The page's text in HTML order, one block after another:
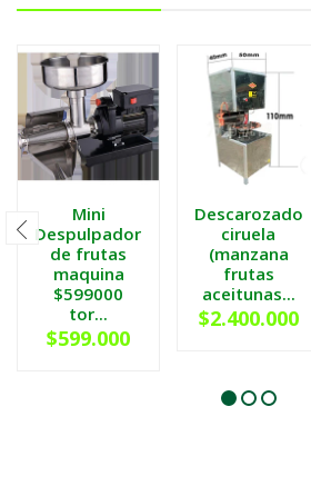
Mini
Despulpadora
de frutas
maquina
$599000
tor...
$599.000
Descarozadora
ciruela
(manzana
frutas
aceitunas...
$2.400.000